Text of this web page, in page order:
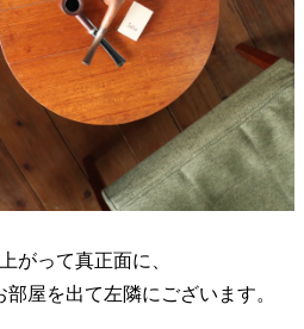
がって真正面に、
屋を出て左隣にございます。